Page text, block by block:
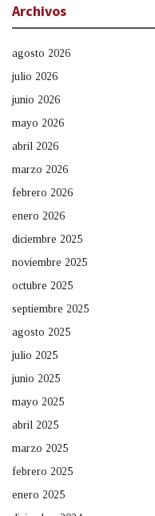
Archivos
agosto 2026
julio 2026
junio 2026
mayo 2026
abril 2026
marzo 2026
febrero 2026
enero 2026
diciembre 2025
noviembre 2025
octubre 2025
septiembre 2025
agosto 2025
julio 2025
junio 2025
mayo 2025
abril 2025
marzo 2025
febrero 2025
enero 2025